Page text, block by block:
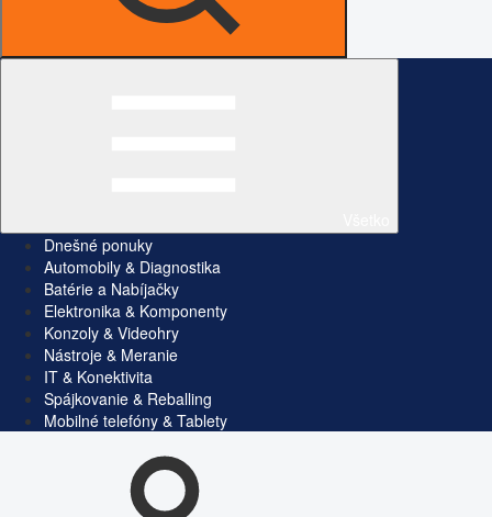
Dnešné ponuky
Automobily & Diagnostika
Batérie a Nabíjačky
Elektronika & Komponenty
Konzoly & Videohry
Nástroje & Meranie
IT & Konektivita
Spájkovanie & Reballing
Mobilné telefóny & Tablety